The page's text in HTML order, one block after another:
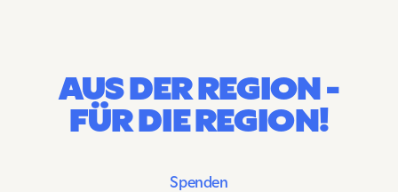
AUS DER REGION -
FÜR DIE REGION!
Spenden